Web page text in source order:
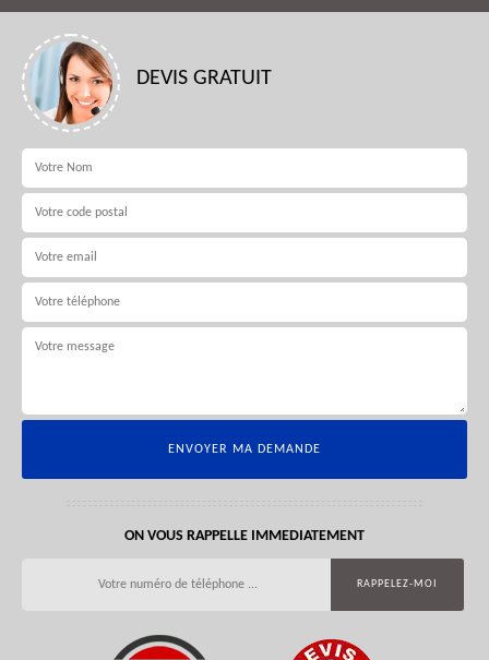
DEVIS GRATUIT
ON VOUS RAPPELLE IMMEDIATEMENT